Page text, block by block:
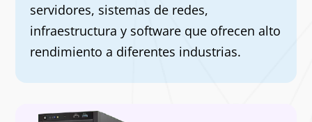
servidores, sistemas de redes,
infraestructura y software que ofrecen alto
rendimiento a diferentes industrias.